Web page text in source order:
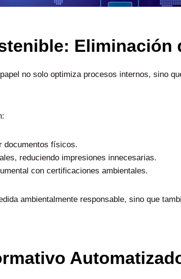
Eliminación
no solo optimiza procesos internos, sino
documentos físicos.
reduciendo impresiones innecesarias.
con certificaciones ambientales.
ambientalmente responsable, sino que